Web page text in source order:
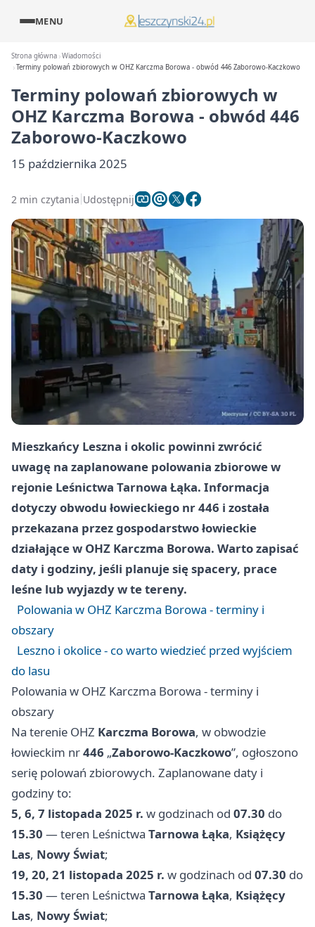
MENU
Strona główna Wiadomości
Terminy polowań zbiorowych w OHZ Karczma Borowa - obwód 446 Zaborowo-Kaczkowo
Terminy polowań zbiorowych w
OHZ Karczma Borowa - obwód 446
Zaborowo-Kaczkowo
15 października 2025
2 min czytania Udostępnij
Mieszkańcy Leszna i okolic powinni zwrócić
uwagę na zaplanowane polowania zbiorowe w
rejonie Leśnictwa Tarnowa Łąka. Informacja
dotyczy obwodu łowieckiego nr446 i została
przekazana przez gospodarstwo łowieckie
działające w OHZ Karczma Borowa. Warto zapisać
daty i godziny, jeśli planuje się spacery, prace
leśne lub wyjazdy w te tereny.
Polowania w OHZ Karczma Borowa - terminy i
obszary
Leszno i okolice - co warto wiedzieć przed wyjściem
do lasu
Polowania w OHZ Karczma Borowa - terminy i
obszary
Na terenie OHZ Karczma Borowa, w obwodzie
łowieckim nr446 „Zaborowo-Kaczkowo”, ogłoszono
serię polowań zbiorowych. Zaplanowane daty i
godziny to:
5, 6, 7 listopada 2025 r. w godzinach od 07.30 do
15.30 — teren Leśnictwa Tarnowa Łąka, Książęcy
Las, Nowy Świat;
19, 20, 21 listopada 2025 r. w godzinach od 07.30 do
15.30 — teren Leśnictwa Tarnowa Łąka, Książęcy
Las, Nowy Świat;